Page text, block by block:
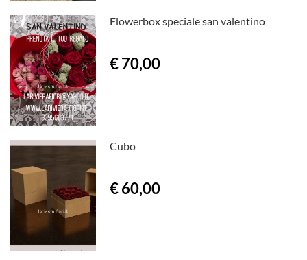
Flowerbox speciale san valentino
€ 70,00
Cubo
€ 60,00